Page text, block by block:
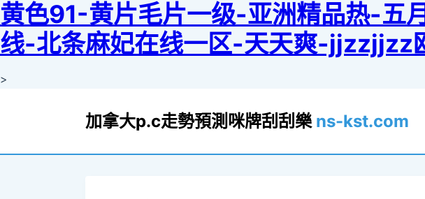
黄色91-黄片毛片一级-亚洲精品热-五
线-北条麻妃在线一区-天天爽-jjzzjjzz
>
加拿大p.c走勢預測咪牌刮刮樂 ns-kst.com